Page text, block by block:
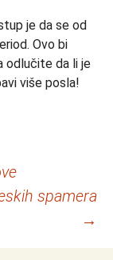
je da se od
Ovo bi
odlučite da li je
više posla!
spamera
→